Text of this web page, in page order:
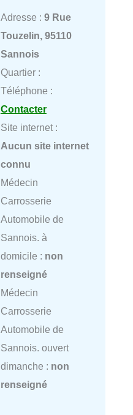
Adresse : 9 Rue
Touzelin, 95110
Sannois
Quartier :
Téléphone :
Contacter
Site internet :
Aucun site internet
connu
Médecin
Carrosserie
Automobile de
Sannois. à
domicile : non
renseigné
Médecin
Carrosserie
Automobile de
Sannois. ouvert
dimanche : non
renseigné